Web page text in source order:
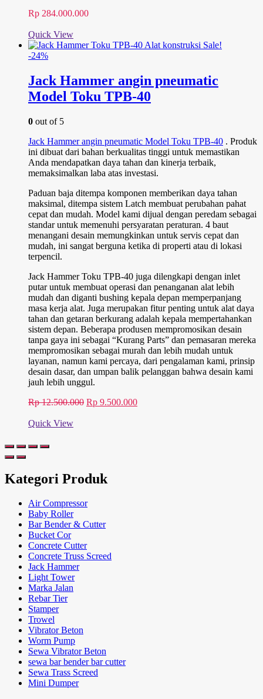
Rp 284.000.000
Quick View
Sale!
-24%
Jack Hammer angin pneumatic
Model Toku TPB-40
0 out of 5
Jack Hammer angin pneumatic Model Toku TPB-40 . Produk
ini dibuat dari bahan berkualitas tinggi untuk memastikan
Anda mendapatkan daya tahan dan kinerja terbaik,
memaksimalkan laba atas investasi.
Paduan baja ditempa komponen memberikan daya tahan
maksimal, ditempa sistem Latch membuat perubahan pahat
cepat dan mudah. Model kami dijual dengan peredam sebagai
standar untuk memenuhi persyaratan peraturan. 4 baut
menangani desain memungkinkan untuk servis cepat dan
mudah, ini sangat berguna ketika di properti atau di lokasi
terpencil.
Jack Hammer Toku TPB-40 juga dilengkapi dengan inlet
putar untuk membuat operasi dan penanganan alat lebih
mudah dan diganti bushing kepala depan memperpanjang
masa kerja alat. Juga merupakan fitur penting untuk alat daya
tahan dan getaran berkurang adalah kepala mempertahankan
sistem depan. Beberapa produsen mempromosikan desain
tanpa gaya ini sebagai “Kurang Parts” dan pemasaran mereka
mempromosikan sebagai murah dan lebih mudah untuk
layanan, namun kami percaya, dari pengalaman kami, prinsip
desain dasar, dan umpan balik pelanggan bahwa desain kami
jauh lebih unggul.
Rp12.500.000 Harga
Rp 9.500.000Harga
Quick View
Kategori Produk
Air Compressor
Baby Roller
Bar Bender & Cutter
Bucket Cor
Concrete Cutter
Concrete Truss Screed
Jack Hammer
Light Tower
Marka Jalan
Rebar Tier
Stamper
Trowel
Vibrator Beton
Worm Pump
Sewa Vibrator Beton
sewa bar bender bar cutter
Sewa Trass Screed
Mini Dumper